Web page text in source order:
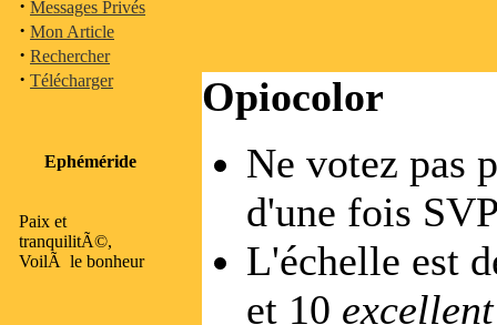
· Messages Privés
· Mon Article
· Rechercher
· Télécharger
Ephéméride
Paix et
tranquilitÃ©,
VoilÃ le bonheur
Opiocolor
Ne votez pas
d'une fois
L'échelle est
et 10